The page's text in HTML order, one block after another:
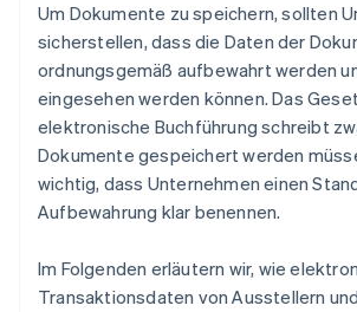
Um Dokumente zu speichern, sollten
sicherstellen, dass die Daten der
ordnungsgemäß aufbewahrt werden
eingesehen werden können. Das
elektronische Buchführung schreibt
Dokumente gespeichert werden
wichtig, dass Unternehmen einen
Aufbewahrung klar benennen.
Im Folgenden erläutern wir, wie
Transaktionsdaten von Ausstellern